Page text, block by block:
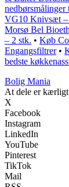
nedbørsmålinger
VG10 Knivsæt –
Morsø Bel
– 2 stk. • Køb
Engangsfiltrer•
bedste
Bolig Mania
At dele er kærligt
X
Facebook
Instagram
LinkedIn
YouTube
Pinterest
TikTok
Mail